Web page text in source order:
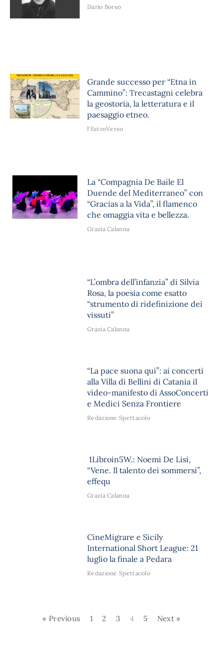
Dario Borso
Grande successo per “Etna in
Cammino”: Trecastagni celebra
la geostoria, la letteratura e il
paesaggio etneo.
l'EstroVerso
La “Compagnia De Baile El
Duende del Mediterraneo” con
“Gracias a la Vida”, il flamenco
che omaggia vita e bellezza.
Grazia Calanna
“L’ombra dell’infanzia” di Silvia
Rosa, la poesia come esatto
“strumento di ridefinizione dei
vissuti”
Grazia Calanna
“La pace suona qui”: ai concerti
alla Villa di Bellini di Catania il
video-manifesto di AssoConcerti
e Medici Senza Frontiere
Redazione Spettacolo
1Libroin5W.: Noemi De Lisi,
“Vene. Il talento dei sommersi”,
effequ
Grazia Calanna
CineMigrare e Sicily
International Short League: 21
luglio la finale a Pedara
Redazione Spettacolo
« Previous 1 2 3 4 5 Next »